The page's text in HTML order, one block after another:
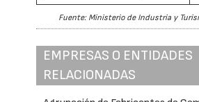
Fuente: Ministerio de Industria y
EMPRESAS O ENTIDADES
RELACIONADAS